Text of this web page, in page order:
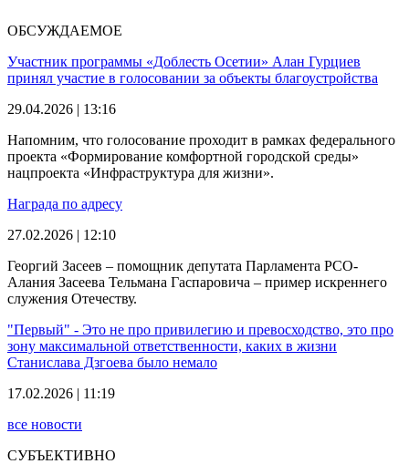
ОБСУЖДАЕМОЕ
Участник программы «Доблесть Осетии» Алан Гурциев
принял участие в голосовании за объекты благоустройства
29.04.2026 | 13:16
Напомним, что голосование проходит в рамках федерального
проекта «Формирование комфортной городской среды»
нацпроекта «Инфраструктура для жизни».
Награда по адресу
27.02.2026 | 12:10
Георгий Засеев – помощник депутата Парламента РСО-
Алания Засеева Тельмана Гаспаровича – пример искреннего
служения Отечеству.
"Первый" - Это не про привилегию и превосходство, это про
зону максимальной ответственности, каких в жизни
Станислава Дзгоева было немало
17.02.2026 | 11:19
все новости
СУБЪЕКТИВНО